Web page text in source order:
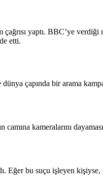
yaptı. BBC’ye
etti.
dünya çapında bir arama
camına kameralarını
Eğer bu suçu işleyen